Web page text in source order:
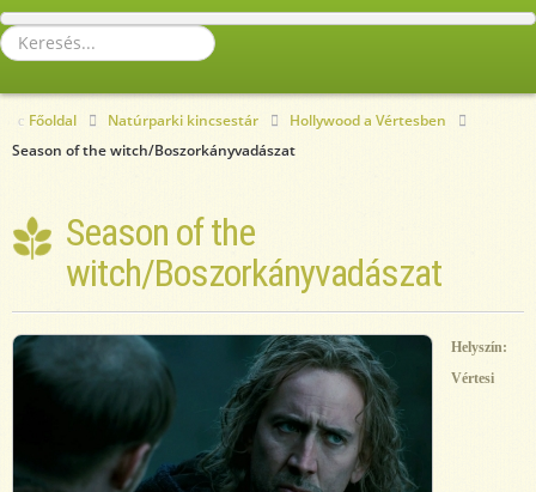
Keresés...
Főoldal Natúrparki kincsestár
Hollywood a Vértesben
Season of the witch/Boszorkányvadászat
Season of the
witch/Boszorkányvadászat
Helyszín:
Vértesi